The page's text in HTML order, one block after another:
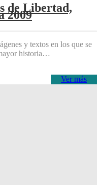
de Libertad,
2009
y textos en los que se
historia…
Ver más